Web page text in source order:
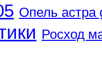
Опель астра
Росход